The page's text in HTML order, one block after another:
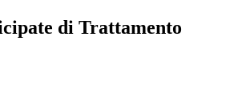
di Trattamento